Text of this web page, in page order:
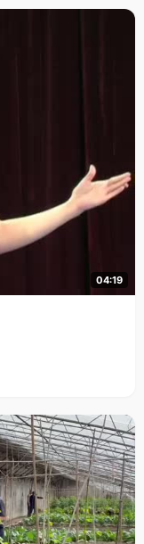
和自由，但是该严格的
，给我指出大方
们会苦口婆心的给我讲
轮流扮演黑白脸，一个
很默契。"梁莹说家里有
家三口边吃饭边讨论问
各事，不会带着情绪离
学回家以后，书包一丢
爸妈妈虽然理解梁莹，
堪的梁莹忍不住反驳起
很正式的写明甲方乙
电视到9点，爸爸妈妈不
时候，爸爸妈妈会陪着梁
放《蓝色生死恋》的时
哗啦，爸爸在一旁无奈
的舞台，很多优秀的
比起高中，有了一个很
能容人了。有形的北大
一个大磁场，将你吸引
方式。"
04:19